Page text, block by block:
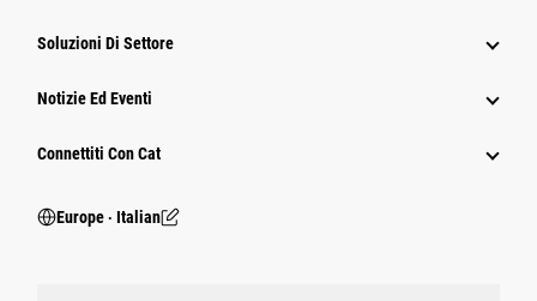
Soluzioni Di Settore
Notizie Ed Eventi
Connettiti Con Cat
Europe ‧ Italian